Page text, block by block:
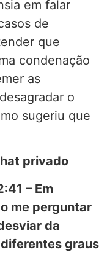
em falar
de
que
condenação
as
o
sugeriu que
privado
– Em
me perguntar
da
graus